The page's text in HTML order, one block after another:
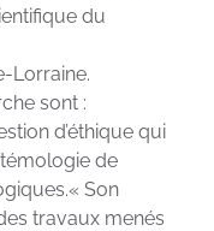
du
Lorraine.
sont :
d’éthique qui
de
Son
travaux menés